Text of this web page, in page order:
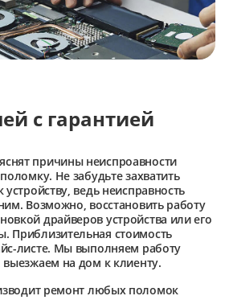
с гарантией
причины неиспроавности
Не забудьте захватить
устройству, ведь неисправность
Возможно, восстановить работу
драйверов устройства или его
Приблизительная стоимость
листе. Мы выполняем работу
выезжаем на дом к клиенту.
ремонт любых поломок